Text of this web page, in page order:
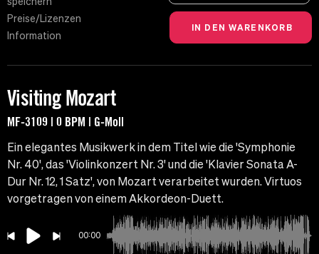
Preise/Lizenzen
Information
Visiting Mozart
MF-3109 | 0 BPM | G-Moll
Ein elegantes Musikwerk in dem Titel wie die 'Symphonie
Nr. 40', das 'Violinkonzert Nr. 3' und die 'Klavier Sonata A-
Dur Nr. 12, 1 Satz', von Mozart verarbeitet wurden. Virtuos
vorgetragen von einem Akkordeon-Duett.
00:00